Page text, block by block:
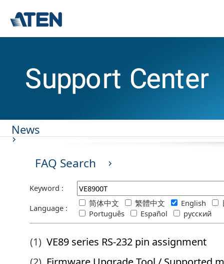
News
FAQ Search
Keyword :
Language :
简体中文 繁體中文 English
Português
Español русский